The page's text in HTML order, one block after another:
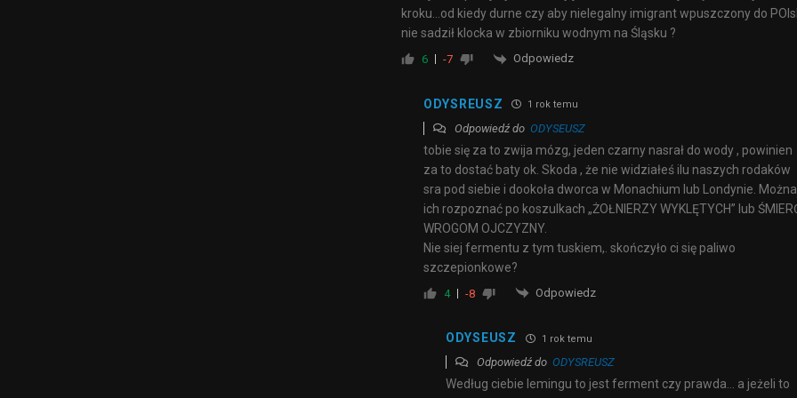
kroku…od kiedy durne czy aby nielegalny imigrant wpuszczony do
nie sadził klocka w zbiorniku wodnym na Śląsku ?
6 -7 Odpowiedz
ODYSREUSZ 1 rok temu
Odpowiedź do ODYSEUSZ
tobie się za to zwija mózg, jeden czarny nasrał do wody , powinien
za to dostać baty ok. Skoda , że nie widziałeś ilu naszych rodaków
sra pod siebie i dookoła dworca w Monachium lub Londynie. Można
ich rozpoznać po koszulkach „ŻOŁNIERZY WYKLĘTYCH” lub
WROGOM OJCZYZNY.
Nie siej fermentu z tym tuskiem,. skończyło ci się paliwo
szczepionkowe?
4 -8 Odpowiedz
ODYSEUSZ 1 rok temu
Odpowiedź do ODYSREUSZ
Według ciebie lemingu to jest ferment czy prawda… a jeżeli to